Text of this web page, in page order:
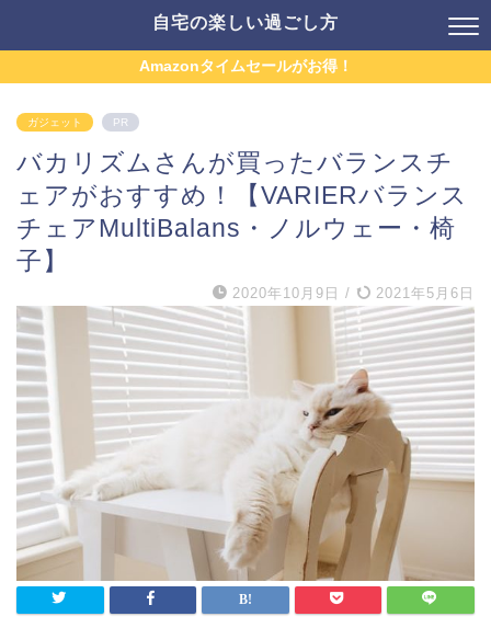
自宅の楽しい過ごし方
Amazonタイムセールがお得！
ガジェット PR
バカリズムさんが買ったバランスチ
ェアがおすすめ！【VARIERバランス
チェアMultiBalans・ノルウェー・椅
子】
2020年10月9日 / 2021年5月6日